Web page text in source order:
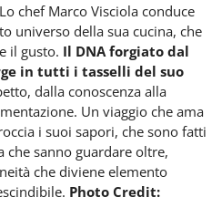
chef Marco Visciola conduce
universo della sua cucina, che
il gusto. Il DNA forgiato dal
in tutti i tasselli del suo
dalla conoscenza alla
Un viaggio che ama
i suoi sapori, che sono fatti
che sanno guardare oltre,
che diviene elemento
Photo Credit: